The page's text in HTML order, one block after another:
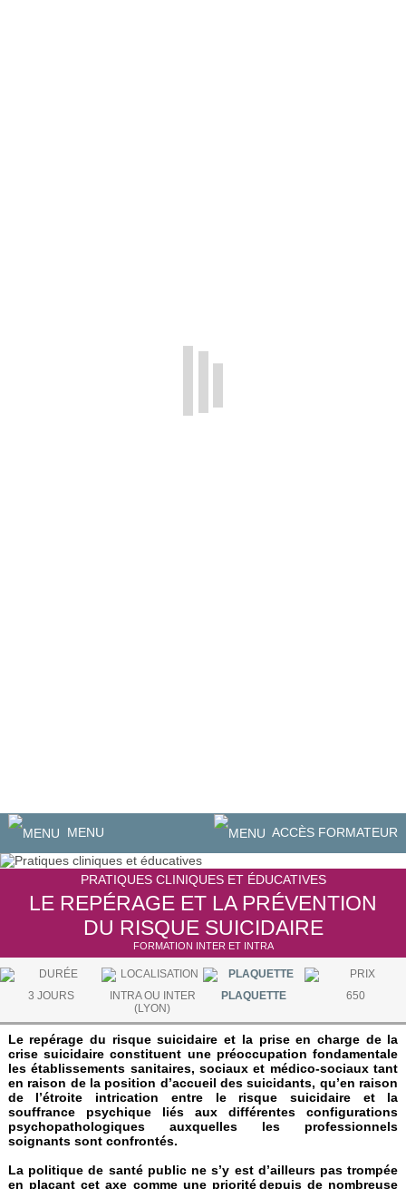
MENU ACCÈS FORMATEUR
PRATIQUES CLINIQUES ET ÉDUCATIVES
LE REPÉRAGE ET LA PRÉVENTION
DU RISQUE SUICIDAIRE
FORMATION INTER ET INTRA
3 JOURS
INTRA OU INTER
(LYON)
PLAQUETTE 650
Le repérage du risque suicidaire et la prise en charge de la
crise suicidaire constituent une préoccupation fondamentale
les établissements sanitaires, sociaux et médico-sociaux tant
en raison de la position d’accueil des suicidants, qu’en raison
de l’étroite intrication entre le risque suicidaire et la
souffrance psychique liés aux différentes configurations
psychopathologiques auxquelles les professionnels
soignants sont confrontés.
La politique de santé public ne s’y est d’ailleurs pas trompée
en plaçant cet axe comme une priorité depuis de nombreuse